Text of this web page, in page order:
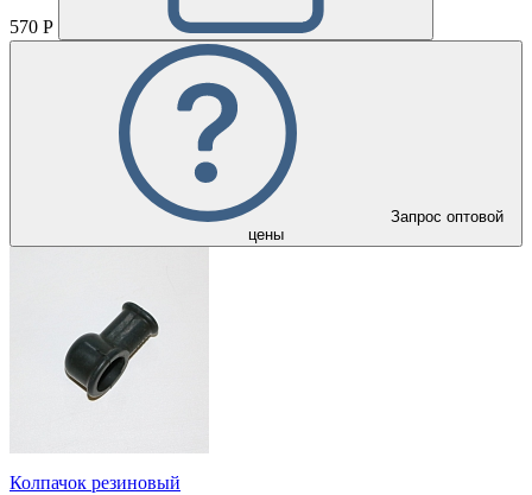
570 Р
Запрос оптовой
цены
Колпачок резиновый